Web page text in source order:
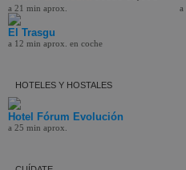
a 21 min aprox. a
El Trasgu
a 12 min aprox. en coche
HOTELES Y HOSTALES
Hotel Fórum Evolución
a 25 min aprox.